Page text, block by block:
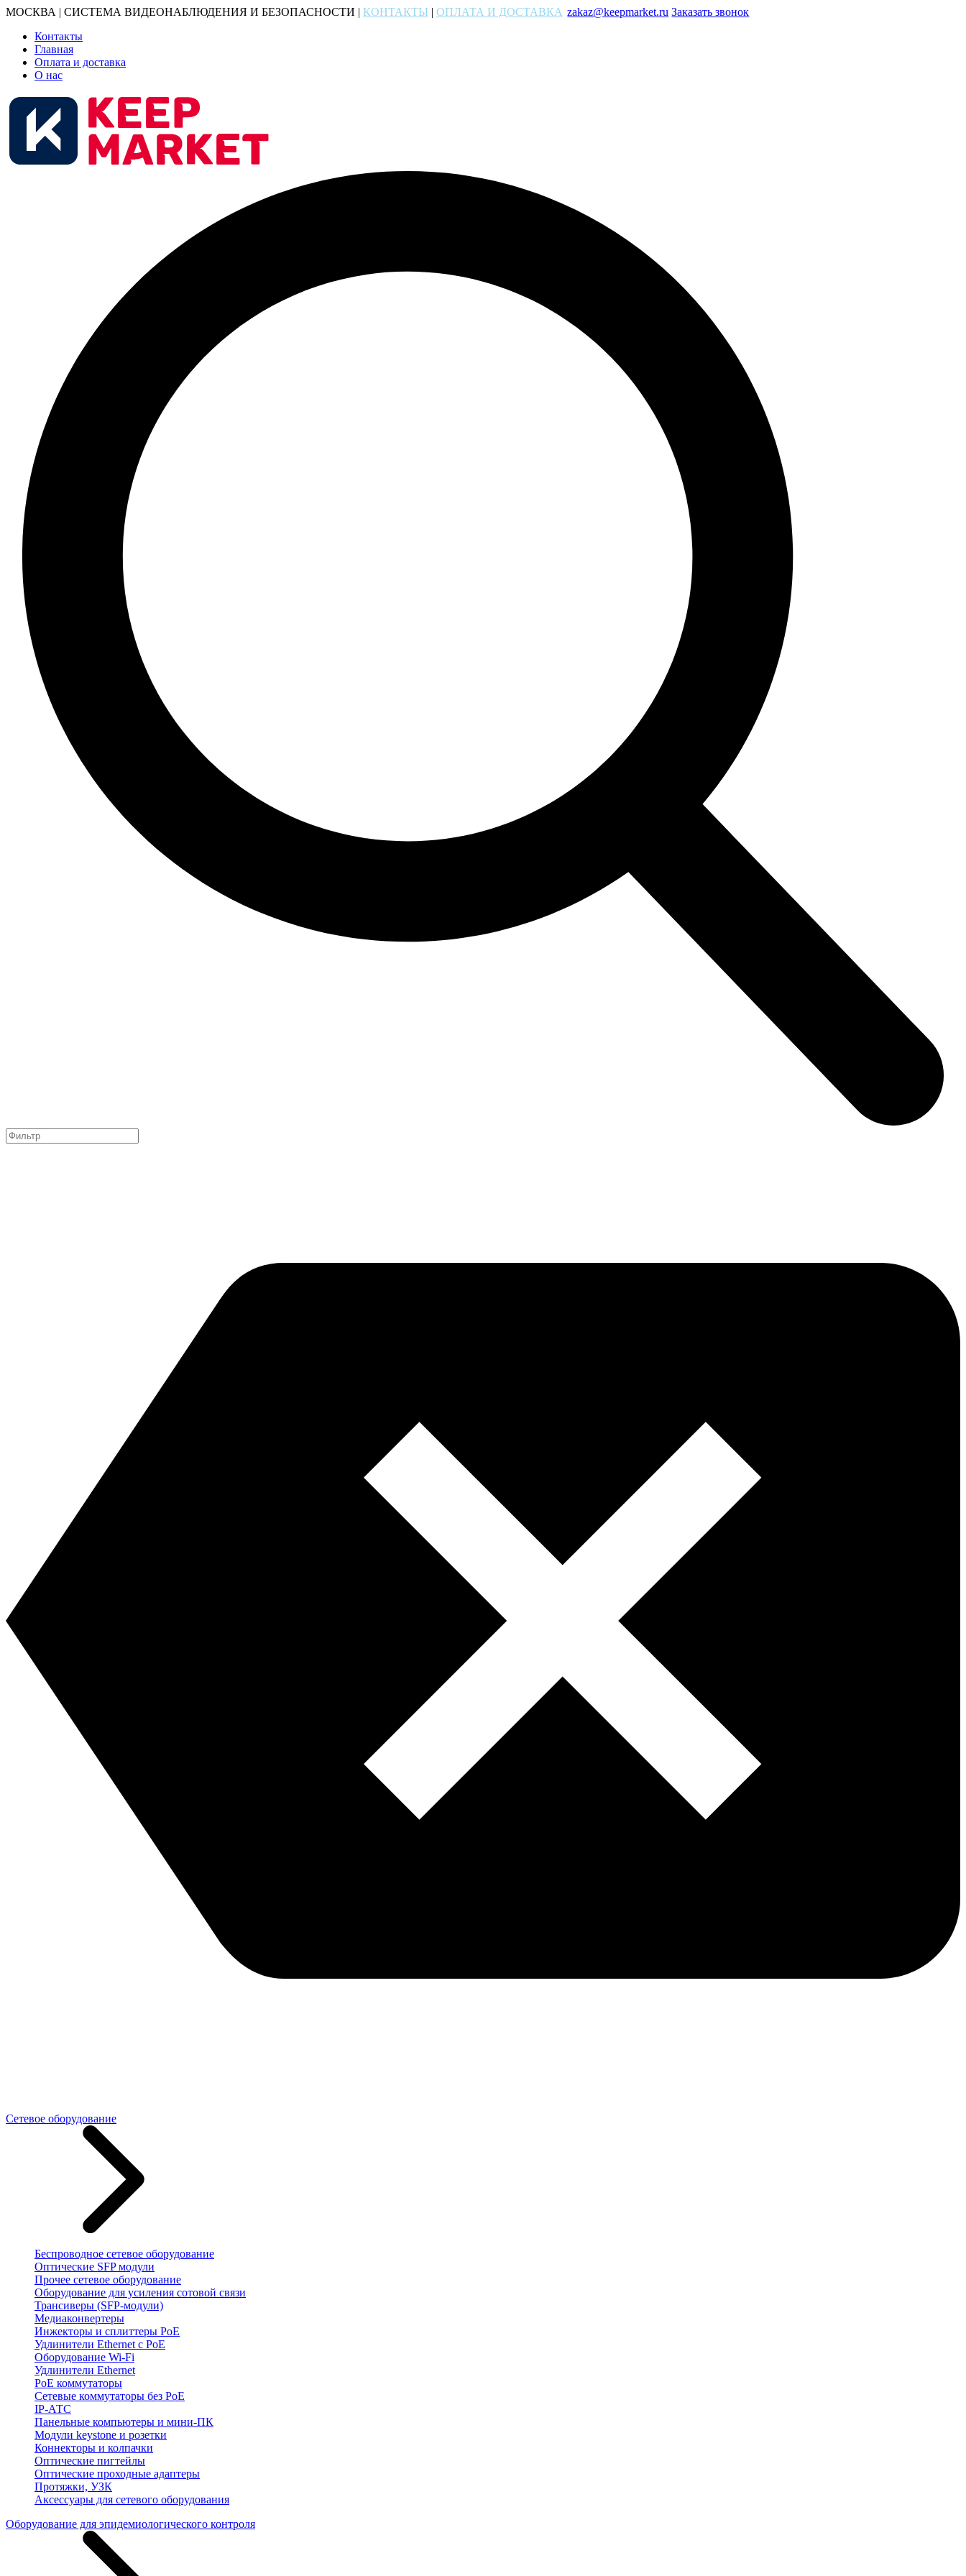
МОСКВА | СИСТЕМА ВИДЕОНАБЛЮДЕНИЯ И БЕЗОПАСНОСТИ | КОНТАКТЫ | ОПЛАТА И ДОСТАВКА zakaz@keepmarket.ru Заказать звонок
Контакты
Главная
Оплата и доставка
О нас
Сетевое оборудование
Беспроводное сетевое оборудование
Оптические SFP модули
Прочее сетевое оборудование
Оборудование для усиления сотовой связи
Трансиверы (SFP-модули)
Медиаконвертеры
Инжекторы и сплиттеры PoE
Удлинители Ethernet с PoE
Оборудование Wi-Fi
Удлинители Ethernet
PoE коммутаторы
Сетевые коммутаторы без PoE
IP-АТС
Панельные компьютеры и мини-ПК
Модули keystone и розетки
Коннекторы и колпачки
Оптические пигтейлы
Оптические проходные адаптеры
Протяжки, УЗК
Аксессуары для сетевого оборудования
Оборудование для эпидемиологического контроля